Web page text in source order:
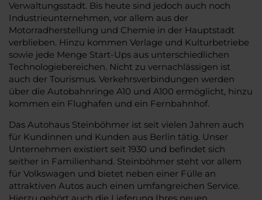
Verwaltungsstadt. Bis heute sind jedoch auch noch
Industrieunternehmen, vor allem aus der
Motorradherstellung und Chemie in der Hauptstadt
verblieben. Hinzu kommen Verlage und Kulturbetriebe
sowie jede Menge Start-Ups aus unterschiedlichen
Technologiebereichen. Nicht zu vernachlässigen ist
auch der Tourismus. Verkehrsverbindungen werden
über die Autobahnringe A10 und A100 ermöglicht, hinzu
kommen ein Flughafen und ein Fernbahnhof.
Das Autohaus Steinböhmer ist seit vielen Jahren auch
für Kundinnen und Kunden aus Berlin tätig. Unser
Unternehmen existiert seit 1930 und befindet sich
seither in Familienhand. Steinböhmer steht vor allem
für Volkswagen und bietet neben einer Fülle an
attraktiven Autos auch einen umfangreichen Service.
Hierzu gehört auch die Lieferung Ihres neuen